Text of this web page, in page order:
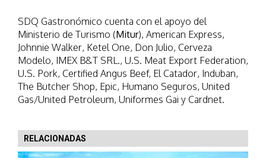
SDQ Gastronómico cuenta con el apoyo del
Ministerio de Turismo (Mitur), American Express,
Johnnie Walker, Ketel One, Don Julio, Cerveza
Modelo, IMEX B&T SRL., U.S. Meat Export Federation,
U.S. Pork, Certified Angus Beef, El Catador, Induban,
The Butcher Shop, Epic, Humano Seguros, United
Gas/United Petroleum, Uniformes Gai y Cardnet.
RELACIONADAS